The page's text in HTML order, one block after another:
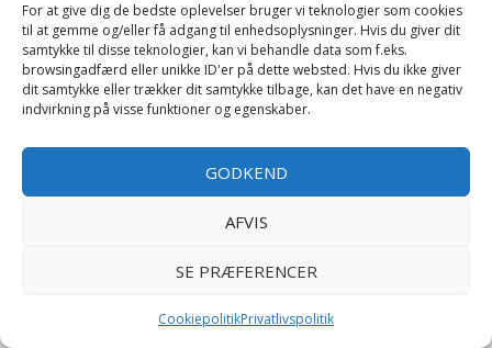
For at give dig de bedste oplevelser bruger vi teknologier som cookies
til at gemme og/eller få adgang til enhedsoplysninger. Hvis du giver dit
samtykke til disse teknologier, kan vi behandle data som f.eks.
browsingadfærd eller unikke ID'er på dette websted. Hvis du ikke giver
dit samtykke eller trækker dit samtykke tilbage, kan det have en negativ
indvirkning på visse funktioner og egenskaber.
GODKEND
AFVIS
SE PRÆFERENCER
CookiepolitikPrivatlivspolitik
Stofble
Stofbog
Stol
Strømpebukser